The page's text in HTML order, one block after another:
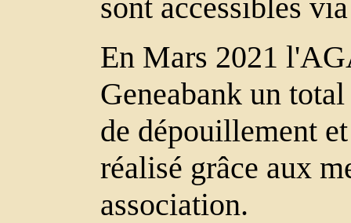
sont accessibles
En Mars 2021
Geneabank un
de dépouillement
réalisé grâce aux
association.